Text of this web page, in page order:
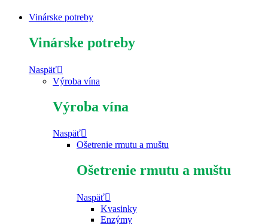
Vinárske potreby
Vinárske potreby
Naspäť
Výroba vína
Výroba vína
Naspäť
Ošetrenie rmutu a muštu
Ošetrenie rmutu a muštu
Naspäť
Kvasinky
Enzýmy